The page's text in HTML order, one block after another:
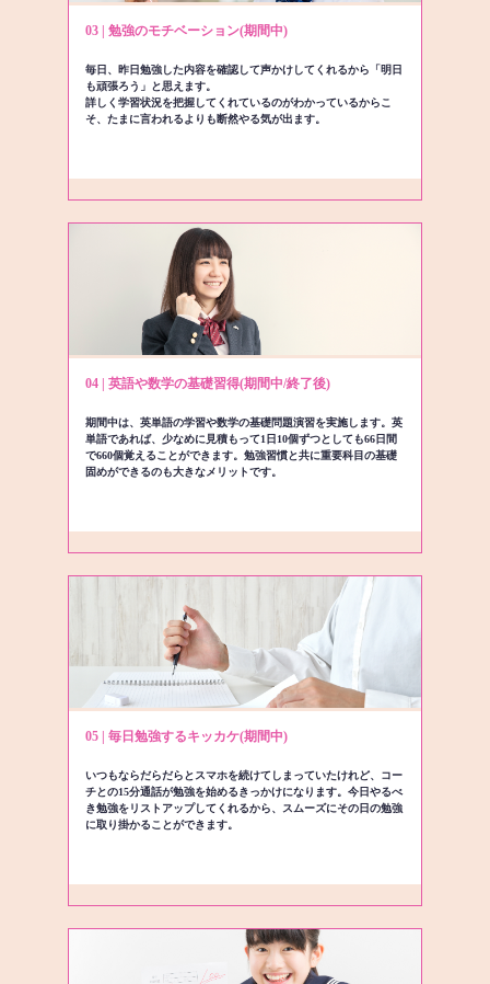
03 | 勉強のモチベーション(期間中)
毎日、昨日勉強した内容を確認して声かけしてくれるから「明日
も頑張ろう」と思えます。
詳しく学習状況を把握してくれているのがわかっているからこ
そ、たまに言われるよりも断然やる気が出ます。
04 | 英語や数学の基礎習得(期間中/終了後)
期間中は、英単語の学習や数学の基礎問題演習を実施します。英
単語であれば、少なめに見積もって1日10個ずつとしても66日間
で660個覚えることができます。勉強習慣と共に重要科目の基礎
固めができるのも大きなメリットです。
05 | 毎日勉強するキッカケ(期間中)
いつもならだらだらとスマホを続けてしまっていたけれど、コー
チとの15分通話が勉強を始めるきっかけになります。今日やるべ
き勉強をリストアップしてくれるから、スムーズにその日の勉強
に取り掛かることができます。